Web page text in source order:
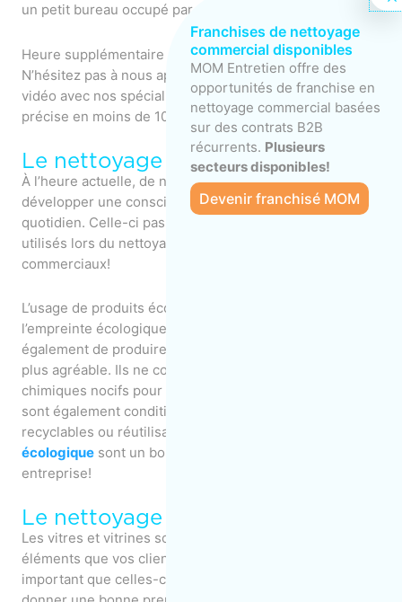
un petit bureau occupé par moins de 10 personnes.
Heure supplémentaire à 43,00$/heure.
N’hésitez pas à nous appeler ou à réserver un entretien
vidéo avec nos spécialistes pour obtenir une soumission
précise en moins de 10 mns.
Le nettoyage écologique
À l’heure actuelle, de nombreuses entreprises souhaitent
développer une conscience éco responsable au
quotidien. Celle-ci passe également par les produits
utilisés lors du nettoyage des bureaux et des espaces
commerciaux!
L’usage de produits écologiques permet de réduire
l’empreinte écologique de votre entreprise, mais
également de produire un environnement plus sain et
plus agréable. Ils ne contiennent pas de produits
chimiques nocifs pour l’humain et l’environnement, et
sont également conditionnés dans des récipients
recyclables ou réutilisables.
écologique sont un bon point pour la planète et votre
entreprise!
Le nettoyage des vitres
Les vitres et vitrines sont probablement l’un des premiers
éléments que vos clients aperçoivent, il est dès lors
important que celles-ci soient étincelantes afin de
Franchises de nettoyage
commercial disponibles
MOM Entretien offre des
opportunités de franchise en
nettoyage commercial basées
sur des contrats B2B
récurrents. Plusieurs
secteurs disponibles!
Devenir franchisé MOM